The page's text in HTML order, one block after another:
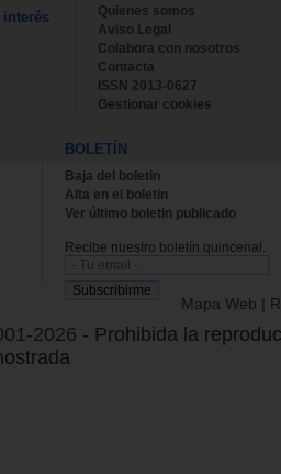
Quienes somos
Aviso Legal
Colabora con nosotros
Contacta
ISSN 2013-0627
Gestionar cookies
BOLETÍN
Baja del boletin
Alta en el boletin
Ver último boletin publicado
Recibe nuestro boletín quincenal.
Mapa Web |
2026 - Prohibida la